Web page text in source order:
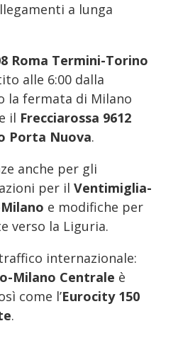
a lunga
Roma Termini-Torino
alle 6:00 dalla
la fermata di Milano
il Frecciarossa 9612
Porta Nuova.
anche per gli
per il Ventimiglia-
e modifiche per
verso la Liguria.
internazionale:
Milano Centrale è
come l’Eurocity 150
.